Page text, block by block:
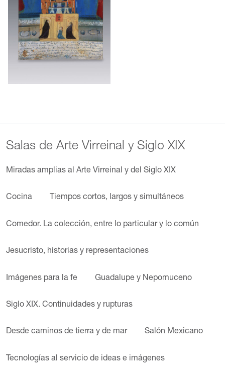
Salas de Arte Virreinal y Siglo XIX
Miradas amplias al Arte Virreinal y del Siglo XIX
Cocina Tiempos cortos, largos y simultáneos
Comedor. La colección, entre lo particular y lo común
Jesucristo, historias y representaciones
Imágenes para la fe Guadalupe y Nepomuceno
Siglo XIX. Continuidades y rupturas
Desde caminos de tierra y de mar Salón Mexicano
Tecnologías al servicio de ideas e imágenes